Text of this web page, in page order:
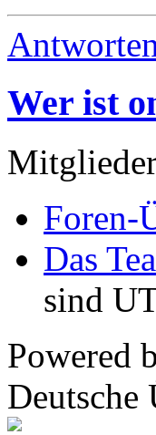
Wer ist
Foren-
Das
sind
Powered
Deutsche